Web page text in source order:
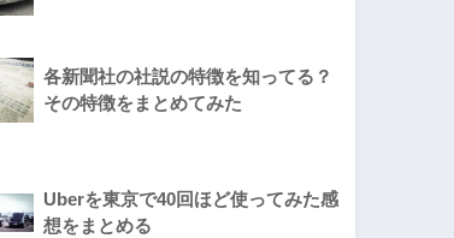
各新聞社の社説の特徴を知ってる？
その特徴をまとめてみた
Uberを東京で40回ほど使ってみた感
想をまとめる